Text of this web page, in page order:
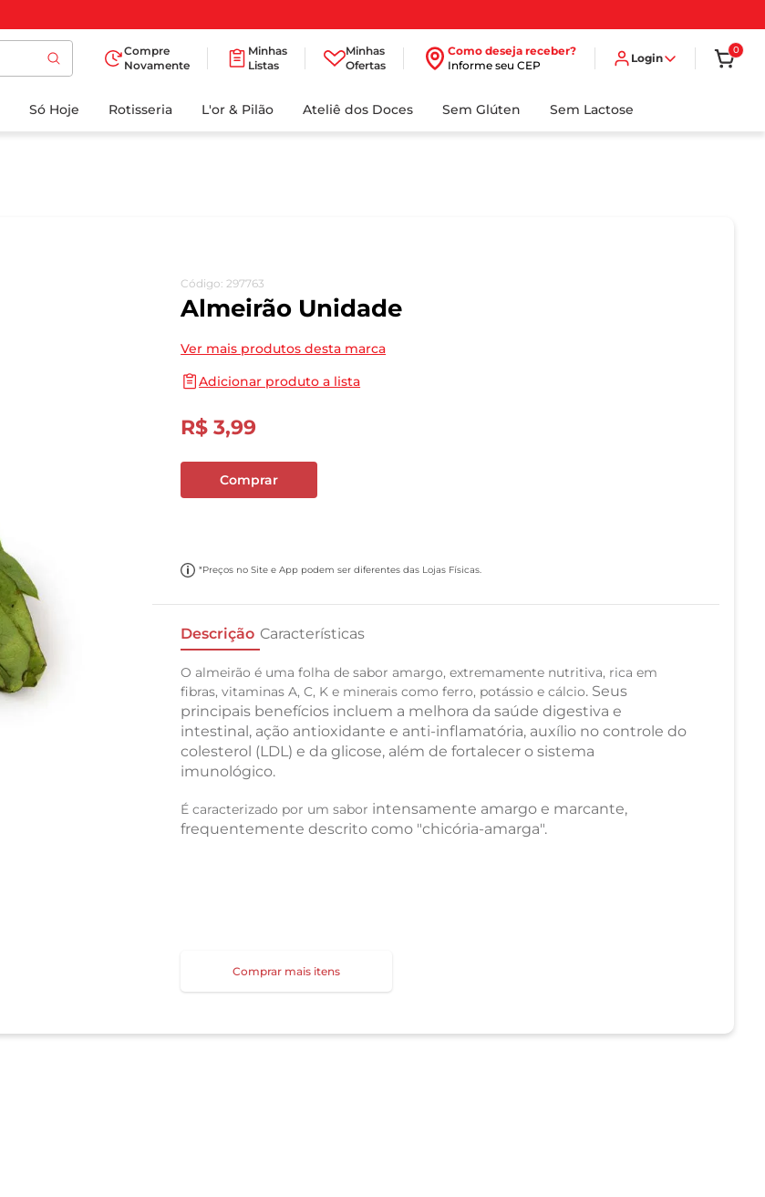
Compre
Novamente
Minhas
Listas
Minhas
Ofertas
Como deseja receber?
Informe seu CEP
Login
0
Só Hoje Rotisseria L'or & Pilão Ateliê dos Doces Sem Glúten Sem Lactose
Código:297763
Almeirão Unidade
Ver mais produtos desta marca
Adicionar produto a lista
R$ 3,99
Comprar
*Preços no Site e App podem ser diferentes das Lojas Físicas.
Descrição Características
O almeirão é uma folha de sabor amargo, extremamente nutritiva, rica em
fibras, vitaminas A, C, K e minerais como ferro, potássio e cálcio. Seus
principais benefícios incluem a melhora da saúde digestiva e
intestinal, ação antioxidante e anti-inflamatória, auxílio no controle do
colesterol (LDL) e da glicose, além de fortalecer o sistema
imunológico.
É caracterizado por um sabor intensamente amargo e marcante,
frequentemente descrito como "chicória-amarga".
Comprar mais itens
BUSCADOS